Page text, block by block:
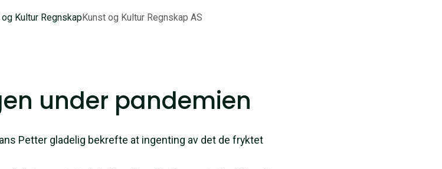
Kultur RegnskapKunst og Kultur Regnskap AS
under pandemien
Petter gladelig bekrefte at ingenting av det de fryktet